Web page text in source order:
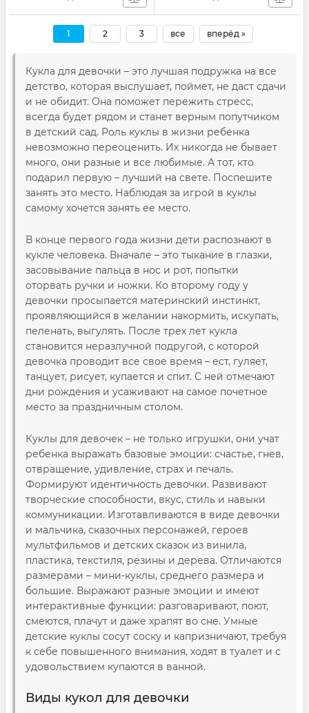
1 2 3 все вперёд »
Кукла для девочки – это лучшая подружка на все
детство, которая выслушает, поймет, не даст сдачи
и не обидит. Она поможет пережить стресс,
всегда будет рядом и станет верным попутчиком
в детский сад. Роль куклы в жизни ребенка
невозможно переоценить. Их никогда не бывает
много, они разные и все любимые. А тот, кто
подарил первую – лучший на свете. Поспешите
занять это место. Наблюдая за игрой в куклы
самому хочется занять ее место.
В конце первого года жизни дети распознают в
кукле человека. Вначале – это тыкание в глазки,
засовывание пальца в нос и рот, попытки
оторвать ручки и ножки. Ко второму году у
девочки просыпается материнский инстинкт,
проявляющийся в желании накормить, искупать,
пеленать, выгулять. После трех лет кукла
становится неразлучной подругой, с которой
девочка проводит все свое время – ест, гуляет,
танцует, рисует, купается и спит. С ней отмечают
дни рождения и усаживают на самое почетное
место за праздничным столом.
Куклы для девочек – не только игрушки, они учат
ребенка выражать базовые эмоции: счастье, гнев,
отвращение, удивление, страх и печаль.
Формируют идентичность девочки. Развивают
творческие способности, вкус, стиль и навыки
коммуникации. Изготавливаются в виде девочки
и мальчика, сказочных персонажей, героев
мультфильмов и детских сказок из винила,
пластика, текстиля, резины и дерева. Отличаются
размерами – мини-куклы, среднего размера и
большие. Выражают разные эмоции и имеют
интерактивные функции: разговаривают, поют,
смеются, плачут и даже храпят во сне. Умные
детские куклы сосут соску и капризничают, требуя
к себе повышенного внимания, ходят в туалет и с
удовольствием купаются в ванной.
Виды кукол для девочки